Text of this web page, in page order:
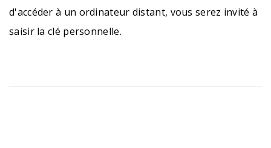
d'accéder à un ordinateur distant, vous serez invité à
saisir la clé personnelle.